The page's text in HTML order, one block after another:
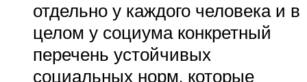
отдельно у каждого человека и в
целом у социума конкретный
перечень устойчивых
социальных норм, которые